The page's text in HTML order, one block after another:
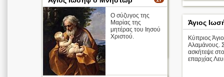
Όσιος Ιωσὴφ ο
Γεροντόγιαννης
Ο σύζυγος της
Μαρίας της
μητέρας του Ιησού
Χριστού.
Άγιος
Κύπριος
Αλαμάνους.
ασκήτεψε
επαρχίας